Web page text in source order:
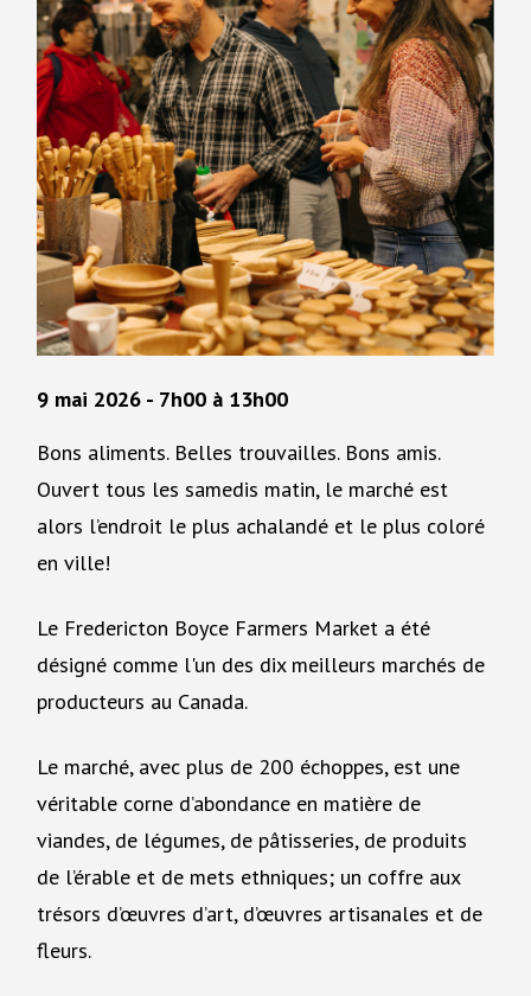
9 mai 2026 - 7h00 à 13h00
Bons aliments. Belles trouvailles. Bons amis.
Ouvert tous les samedis matin, le marché est
alors l’endroit le plus achalandé et le plus coloré
en ville!
Le Fredericton Boyce Farmers Market a été
désigné comme l'un des dix meilleurs marchés de
producteurs au Canada.
Le marché, avec plus de 200 échoppes, est une
véritable corne d’abondance en matière de
viandes, de légumes, de pâtisseries, de produits
de l’érable et de mets ethniques; un coffre aux
trésors d’œuvres d’art, d’œuvres artisanales et de
fleurs.